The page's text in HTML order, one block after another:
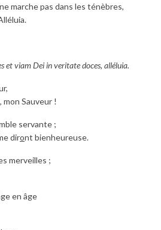
marche pas dans les ténèbres,
et viam Dei in veritate doces, alléluia.
, mon Sauveur !
servante ;
diront bienheureuse.
merveilles ;
en âge